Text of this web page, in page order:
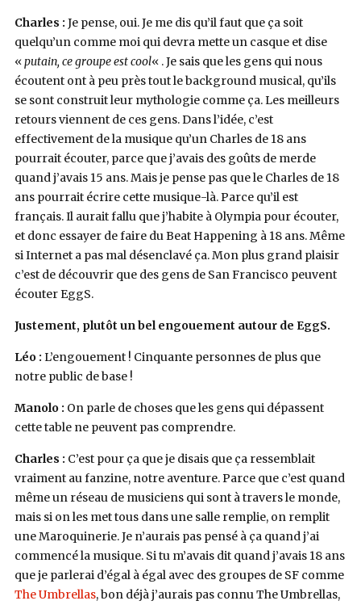
Charles : Je pense, oui. Je me dis qu’il faut que ça soit
quelqu’un comme moi qui devra mette un casque et dise
«putain, ce groupe est cool« . Je sais que les gens qui nous
écoutent ont à peu près tout le background musical, qu’ils
se sont construit leur mythologie comme ça. Les meilleurs
retours viennent de ces gens. Dans l’idée, c’est
effectivement de la musique qu’un Charles de 18 ans
pourrait écouter, parce que j’avais des goûts de merde
quand j’avais 15 ans. Mais je pense pas que le Charles de 18
ans pourrait écrire cette musique-là. Parce qu’il est
français. Il aurait fallu que j’habite à Olympia pour écouter,
et donc essayer de faire du Beat Happening à 18 ans. Même
si Internet a pas mal désenclavé ça. Mon plus grand plaisir
c’est de découvrir que des gens de San Francisco peuvent
écouter EggS.
Justement, plutôt un bel engouement autour de EggS.
Léo : L’engouement ! Cinquante personnes de plus que
notre public de base !
Manolo : On parle de choses que les gens qui dépassent
cette table ne peuvent pas comprendre.
Charles : C’est pour ça que je disais que ça ressemblait
vraiment au fanzine, notre aventure. Parce que c’est quand
même un réseau de musiciens qui sont à travers le monde,
mais si on les met tous dans une salle remplie, on remplit
une Maroquinerie. Je n’aurais pas pensé à ça quand j’ai
commencé la musique. Si tu m’avais dit quand j’avais 18 ans
que je parlerai d’égal à égal avec des groupes de SF comme
The Umbrellas, bon déjà j’aurais pas connu The Umbrellas,